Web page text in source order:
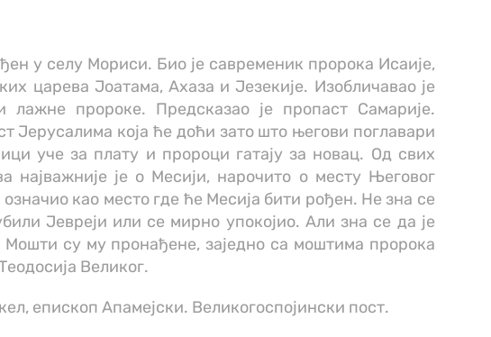
у селу Мориси. Био је савременик пророка Исаије,
царева Јоатама, Ахаза и Језекије. Изобличавао је
лажне пророке. Предсказао је пропаст Самарије.
Јерусалима која ће доћи зато што његови поглавари
уче за плату и пророци гатају за новац. Од свих
најважније је о Месији, нарочито о месту Његовог
као место где ће Месија бити рођен. Не зна се
Јевреји или се мирно упокојио. Али зна се да је
су му пронађене, заједно са моштима пророка
Великог.
епископ Апамејски. Великогоспојински пост.